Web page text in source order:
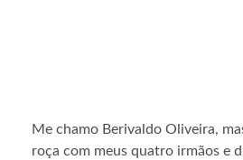
Me chamo Berivaldo Oliveira,
roça com meus quatro irmãos e